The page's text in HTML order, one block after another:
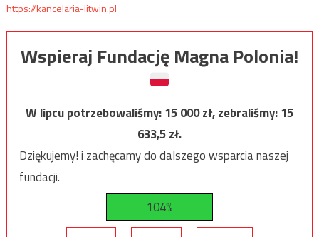
https://kancelaria-litwin.pl
Wspieraj Fundację Magna Polonia!
W lipcu potrzebowaliśmy:15 000zł, zebraliśmy:15
633,5zł.
Dziękujemy! i zachęcamy do dalszego wsparcia naszej
fundacji.
104%